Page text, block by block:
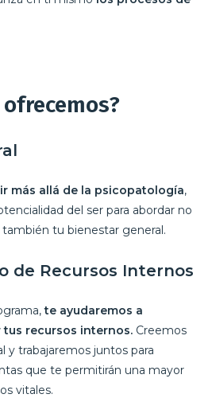
ofrecemos?
más allá de la psicopatología,
del ser para abordar no
tu bienestar general.
de Recursos Internos
te ayudaremos a
recursos internos. Creemos
y trabajaremos juntos para
que te permitirán una mayor
vitales.